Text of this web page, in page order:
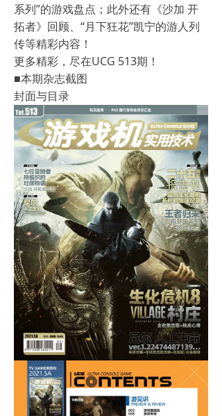
系列”的游戏盘点；此外还有《沙加 开
拓者》回顾、“月下狂花”凯宁的游人列
传等精彩内容！
更多精彩，尽在UCG 513期！
■本期杂志截图
封面与目录